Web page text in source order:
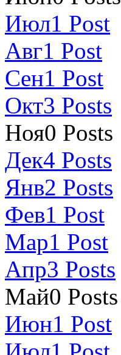
Июл1 Post
Авг1 Post
Сен1 Post
Окт3 Posts
Ноя0 Posts
Дек4 Posts
Янв2 Posts
Фев1 Post
Мар1 Post
Апр3 Posts
Май0 Posts
Июн1 Post